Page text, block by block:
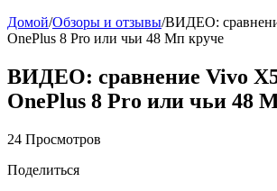
Домой/Обзоры и отзывы/ВИДЕО:
OnePlus 8 Pro или чьи 48 Мп круче
ВИДЕО: сравнение Vivo
OnePlus 8 Pro или чьи 48
24 Просмотров
Поделиться